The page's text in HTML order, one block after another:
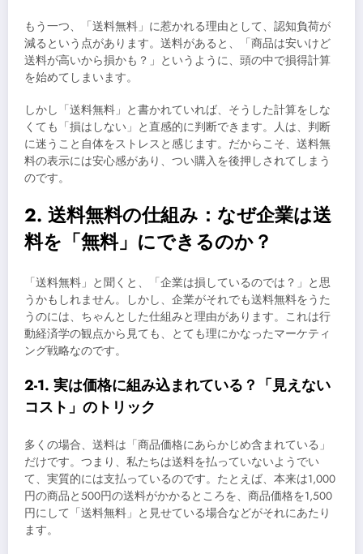
もう一つ、「送料無料」に惹かれる理由として、認知負荷が
減るという点があります。送料があると、「商品は安いけど
送料が高いから損かも？」というように、頭の中で損得計算
を始めてしまいます。
しかし「送料無料」と書かれていれば、そうした計算をしな
くても「損はしない」と直感的に判断できます。人は、判断
に迷うこと自体をストレスと感じます。だからこそ、送料無
料の表示には安心感があり、つい購入を後押しされてしまう
のです。
2. 送料無料の仕組み：なぜ企業は送
料を「無料」にできるのか？
「送料無料」と聞くと、「企業は損しているのでは？」と思
うかもしれません。しかし、企業がそれでも送料無料をうた
うのには、ちゃんとした仕組みと理由があります。これは行
動経済学の観点から見ても、とても理にかなったマーケティ
ング戦略なのです。
2-1. 実は価格に組み込まれている？「見えない
コスト」のトリック
多くの場合、送料は「商品価格にあらかじめ含まれている」
だけです。つまり、私たちは送料を払っていないようでい
て、実質的には支払っているのです。たとえば、本来は1,000
円の商品と500円の送料がかかるところを、商品価格を1,500
円にして「送料無料」と見せている場合などがそれにあたり
ます。